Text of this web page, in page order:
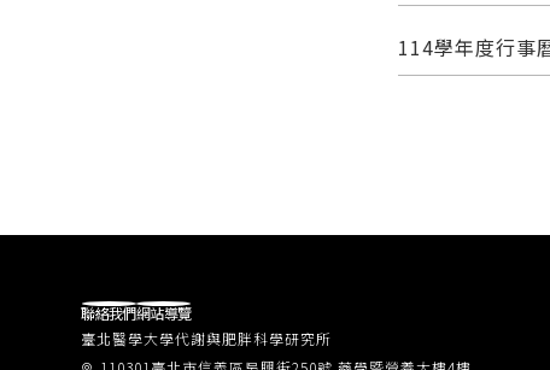
114學年度行事
臺北醫學大學代謝與肥胖科學研究所
聯絡我們網站導覽